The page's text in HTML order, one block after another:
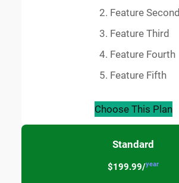
Feature Second
Feature Third
Feature Fourth
Feature Fifth
Choose This Plan
Standard
$199.99/year